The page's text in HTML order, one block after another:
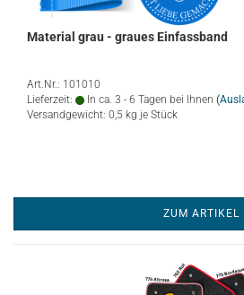
Material grau - graues Einfassband
Art.Nr.: 101010
Lieferzeit:
In ca. 3 - 6 Tagen bei Ihnen
Versandgewicht: 0,5 kg je Stück
ZUM ARTIKEL